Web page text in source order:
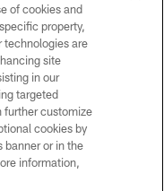
reserved. No portion of
or manipulated in any
you agree to abide by
Conduct, and Terms and
of cookies and
property,
technologies are
site
in our
targeted
further customize
cookies by
banner or in the
information,